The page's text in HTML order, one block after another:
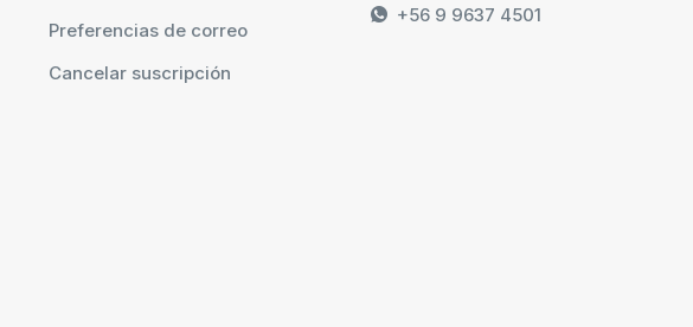
Preferencias de correo
Cancelar suscripción
+56 9 9637 4501